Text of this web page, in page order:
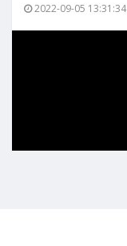
2022-09-05 13:31:34